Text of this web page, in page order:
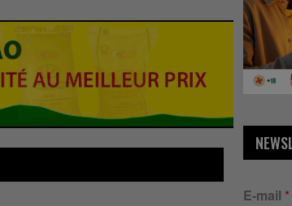
E-mail *